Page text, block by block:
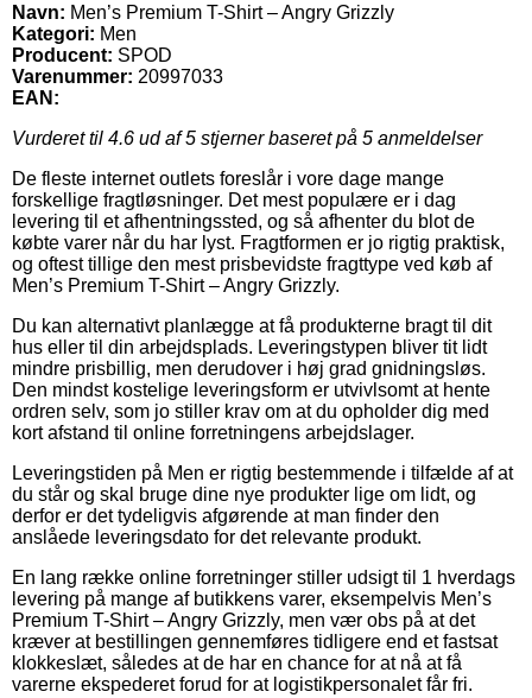
Navn: Men’s Premium T-Shirt – Angry Grizzly
Kategori: Men
Producent: SPOD
Varenummer: 20997033
EAN:
Vurderet til 4.6 ud af 5 stjerner baseret på 5 anmeldelser
De fleste internet outlets foreslår i vore dage mange
forskellige fragtløsninger. Det mest populære er i dag
levering til et afhentningssted, og så afhenter du blot de
købte varer når du har lyst. Fragtformen er jo rigtig praktisk,
og oftest tillige den mest prisbevidste fragttype ved køb af
Men’s Premium T-Shirt – Angry Grizzly.
Du kan alternativt planlægge at få produkterne bragt til dit
hus eller til din arbejdsplads. Leveringstypen bliver tit lidt
mindre prisbillig, men derudover i høj grad gnidningsløs.
Den mindst kostelige leveringsform er utvivlsomt at hente
ordren selv, som jo stiller krav om at du opholder dig med
kort afstand til online forretningens arbejdslager.
Leveringstiden på Men er rigtig bestemmende i tilfælde af at
du står og skal bruge dine nye produkter lige om lidt, og
derfor er det tydeligvis afgørende at man finder den
anslåede leveringsdato for det relevante produkt.
En lang række online forretninger stiller udsigt til 1 hverdags
levering på mange af butikkens varer, eksempelvis Men’s
Premium T-Shirt – Angry Grizzly, men vær obs på at det
kræver at bestillingen gennemføres tidligere end et fastsat
klokkeslæt, således at de har en chance for at nå at få
varerne ekspederet forud for at logistikpersonalet får fri.